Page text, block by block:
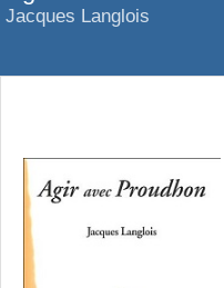
Jacques Langlois